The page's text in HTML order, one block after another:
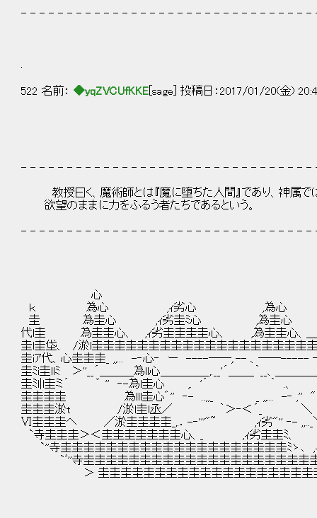
- - - - - - - - - - - - - - - - - - - - - - - - - - - - - - -
522 名前： ◆yqZVCUfKKE [sage] 投稿日：2017/01/20(金)
- - - - - - - - - - - - - - - - - - - - - - - - - - - - - - -
教授曰く、魔術師とは『魔に堕ちた人間』であり、神属では
欲望のままに力をふるう者たちであるという。
- - - - - - - - - - - - - - - - - - - - - - - - - - - - - - -
為
心 ,攷
ｋ 為心 ,ｨ劣心 ,為心 刈
圭 為圭心 ,ｨ劣圭ﾐ心 ,為圭心 炸
代l圭 為圭圭心、 ,ｨ劣圭圭圭圭心、 ,為圭圭心、＿,ｨ
圭l圭垈、 /淤l圭圭圭圭圭圭圭圭圭圭圭圭圭圭圭圭圭圭圭
圭iｱ代、心圭圭圭_ ,,... -‐心‐ ー ----──,.-- 、──----- ‐-
圭ﾐi圭llﾐ ＞''__´＿＿＿為ll心＿＿＿＿_,.__'´＿＿_｀__、＿＿＿
圭ﾐl|l圭ミ´ ゛ '' ‐-為l圭心 ,. '´ ｀ .、 _
圭圭圭圭 為lll圭心゛'' ‐- ..,,_ _ ,,... -‐
圭圭圭淤t /淤l圭l丞／ ｀＞‐＜´_ ＼ 刈
Ⅵ圭圭圭ヘ ／淤圭圭圭圭_,.．-‐'''"~ ,ｨ劣"'' ‐- ,,.._＼
`寺圭圭圭＞＜圭圭圭圭圭圭圭心、_ ,ｨ劣圭圭ﾐ、 ゛
`''寺圭圭圭圭圭圭圭圭圭圭圭圭圭圭圭圭圭圭圭圭ﾐゝ､ ,ｨ
`ﾞ''寺圭圭圭圭圭圭圭圭圭圭圭圭圭圭圭圭圭圭圭圭圭
＞ 圭圭圭圭圭圭圭圭圭圭圭圭圭圭圭圭圭圭圭圭